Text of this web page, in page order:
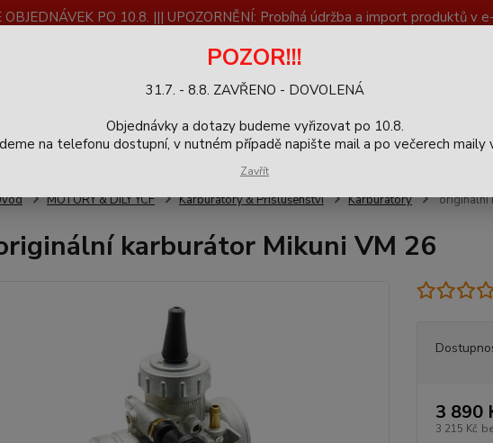
OBJEDNÁVEK PO 10.8. ||| UPOZORNĚNÍ: Probíhá údržba a import produktů
Zpětný odběr výrobků
Hledat 9-16h
MOTORY & DÍLY YCF Karburátory & Příslušenství Karburátory originální
karburátor Mikuni VM 26
3 890
3 215 Kč
POZOR!!!
31.7. - 8.8. ZAVŘENO - DOVOLENÁ
Objednávky a dotazy budeme vyřizovat po 10.8.
na telefonu dostupní, v nutném případě napište mail a po večerech maily
Zavřít